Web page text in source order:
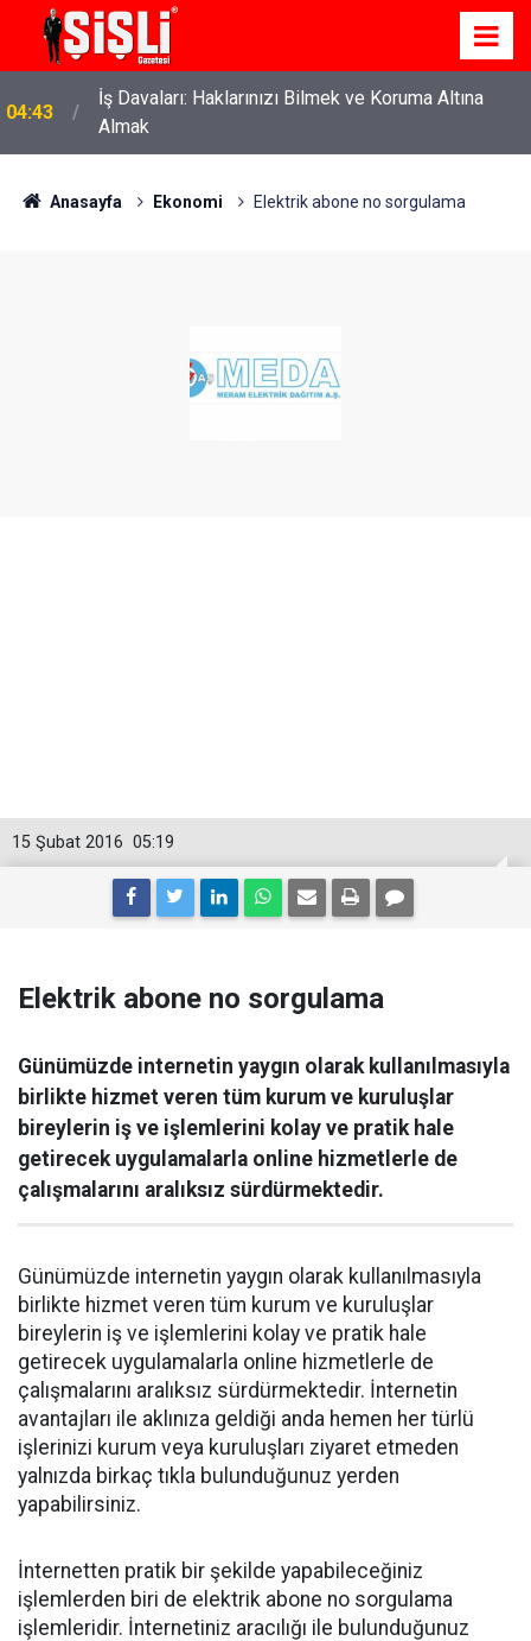
04:43
İş Davaları: Haklarınızı Bilmek ve Koruma Altına
Almak
Anasayfa Ekonomi Elektrik abone no sorgulama
05:19
15 Şubat 2016
Elektrik abone no sorgulama
Günümüzde internetin yaygın olarak kullanılmasıyla
birlikte hizmet veren tüm kurum ve kuruluşlar
bireylerin iş ve işlemlerini kolay ve pratik hale
getirecek uygulamalarla online hizmetlerle de
çalışmalarını aralıksız sürdürmektedir.
Günümüzde internetin yaygın olarak kullanılmasıyla
birlikte hizmet veren tüm kurum ve kuruluşlar
bireylerin iş ve işlemlerini kolay ve pratik hale
getirecek uygulamalarla online hizmetlerle de
çalışmalarını aralıksız sürdürmektedir. İnternetin
avantajları ile aklınıza geldiği anda hemen her türlü
işlerinizi kurum veya kuruluşları ziyaret etmeden
yalnızda birkaç tıkla bulunduğunuz yerden
yapabilirsiniz.
İnternetten pratik bir şekilde yapabileceğiniz
işlemlerden biri de elektrik abone no sorgulama
işlemleridir. İnternetiniz aracılığı ile bulunduğunuz